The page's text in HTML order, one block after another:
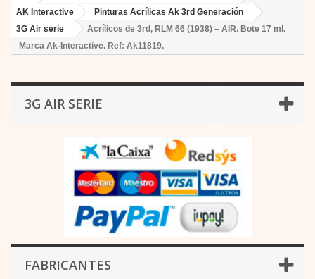
AK Interactive
Pinturas Acrílicas Ak 3rd Generación
3G Air serie
Acrílicos de 3rd, RLM 66 (1938) – AIR. Bote 17 ml.
Marca Ak-Interactive. Ref: Ak11819.
3G AIR SERIE
FABRICANTES